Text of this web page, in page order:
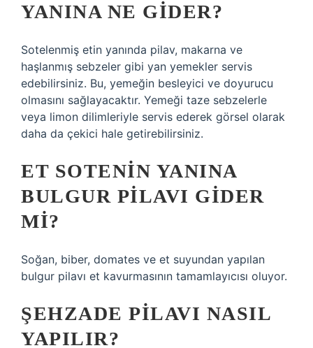
YANINA NE GIDER?
Sotelenmiş etin yanında pilav, makarna ve
haşlanmış sebzeler gibi yan yemekler servis
edebilirsiniz. Bu, yemeğin besleyici ve doyurucu
olmasını sağlayacaktır. Yemeği taze sebzelerle
veya limon dilimleriyle servis ederek görsel olarak
daha da çekici hale getirebilirsiniz.
ET SOTENIN YANINA
BULGUR PILAVI GIDER
MI?
Soğan, biber, domates ve et suyundan yapılan
bulgur pilavı et kavurmasının tamamlayıcısı oluyor.
ŞEHZADE PILAVI NASIL
YAPILIR?